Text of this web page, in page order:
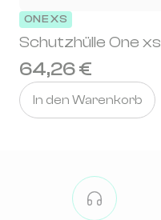
ONE XS
Schutzhülle One xs
64,26 €
In den Warenkorb